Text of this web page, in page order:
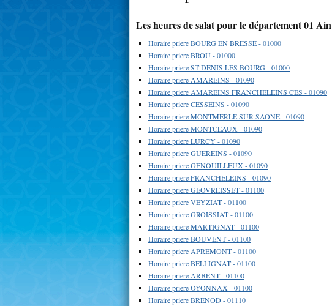
Les heures de salat pour le département 01 Ain
Horaire priere BOURG EN BRESSE - 01000
Horaire priere BROU - 01000
Horaire priere ST DENIS LES BOURG - 01000
Horaire priere AMAREINS - 01090
Horaire priere AMAREINS FRANCHELEINS CES - 01090
Horaire priere CESSEINS - 01090
Horaire priere MONTMERLE SUR SAONE - 01090
Horaire priere MONTCEAUX - 01090
Horaire priere LURCY - 01090
Horaire priere GUEREINS - 01090
Horaire priere GENOUILLEUX - 01090
Horaire priere FRANCHELEINS - 01090
Horaire priere GEOVREISSET - 01100
Horaire priere VEYZIAT - 01100
Horaire priere GROISSIAT - 01100
Horaire priere MARTIGNAT - 01100
Horaire priere BOUVENT - 01100
Horaire priere APREMONT - 01100
Horaire priere BELLIGNAT - 01100
Horaire priere ARBENT - 01100
Horaire priere OYONNAX - 01100
Horaire priere BRENOD - 01110